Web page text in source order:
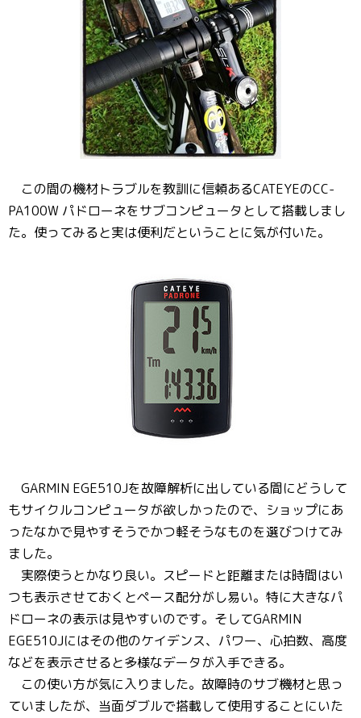
この間の機材トラブルを教訓に信頼あるCATEYEのCC-
PA100W パドローネをサブコンピュータとして搭載しまし
た。使ってみると実は便利だということに気が付いた。
GARMIN EGE510Jを故障解析に出している間にどうして
もサイクルコンピュータが欲しかったので、ショップにあ
ったなかで見やすそうでかつ軽そうなものを選びつけてみ
ました。
実際使うとかなり良い。スピードと距離または時間はい
つも表示させておくとペース配分がし易い。特に大きなパ
ドローネの表示は見やすいのです。そしてGARMIN
EGE510Jにはその他のケイデンス、パワー、心拍数、高度
などを表示させると多様なデータが入手できる。
この使い方が気に入りました。故障時のサブ機材と思っ
ていましたが、当面ダブルで搭載して使用することにいた